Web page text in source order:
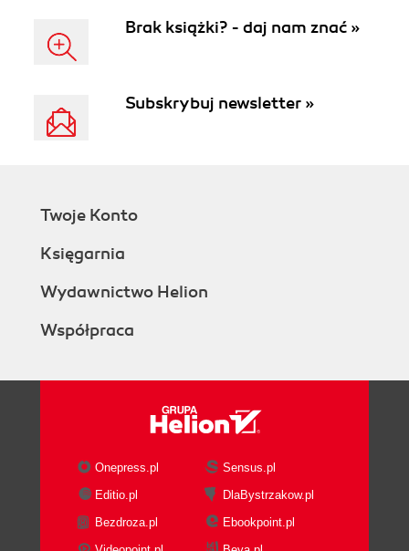
Brak książki? - daj nam znać »
Subskrybuj newsletter »
Twoje Konto
Księgarnia
Wydawnictwo Helion
Współpraca
Onepress.pl
Sensus.pl
Editio.pl
DlaBystrzakow.pl
Bezdroza.pl
Ebookpoint.pl